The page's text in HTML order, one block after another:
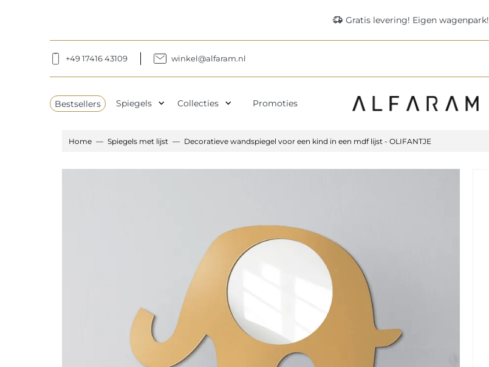
delivery_truck_speed Gratis levering! Eigen wagenpark!
+49 17416 43109 winkel@alfaram.nl
Bestsellers Spiegels expand_more Collecties expand_more Promoties
Home Spiegels met lijst Decoratieve wandspiegel voor een kind in een mdf lijst - OLIFANTJE